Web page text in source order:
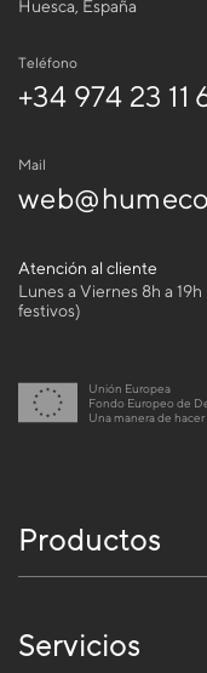
Huesca, España
Teléfono
+34 974 23 11
Mail
Atención al cliente
Lunes a Viernes 8h a
festivos)
Unión Europea
Fondo Europeo de
Una manera de
Productos
Servicios